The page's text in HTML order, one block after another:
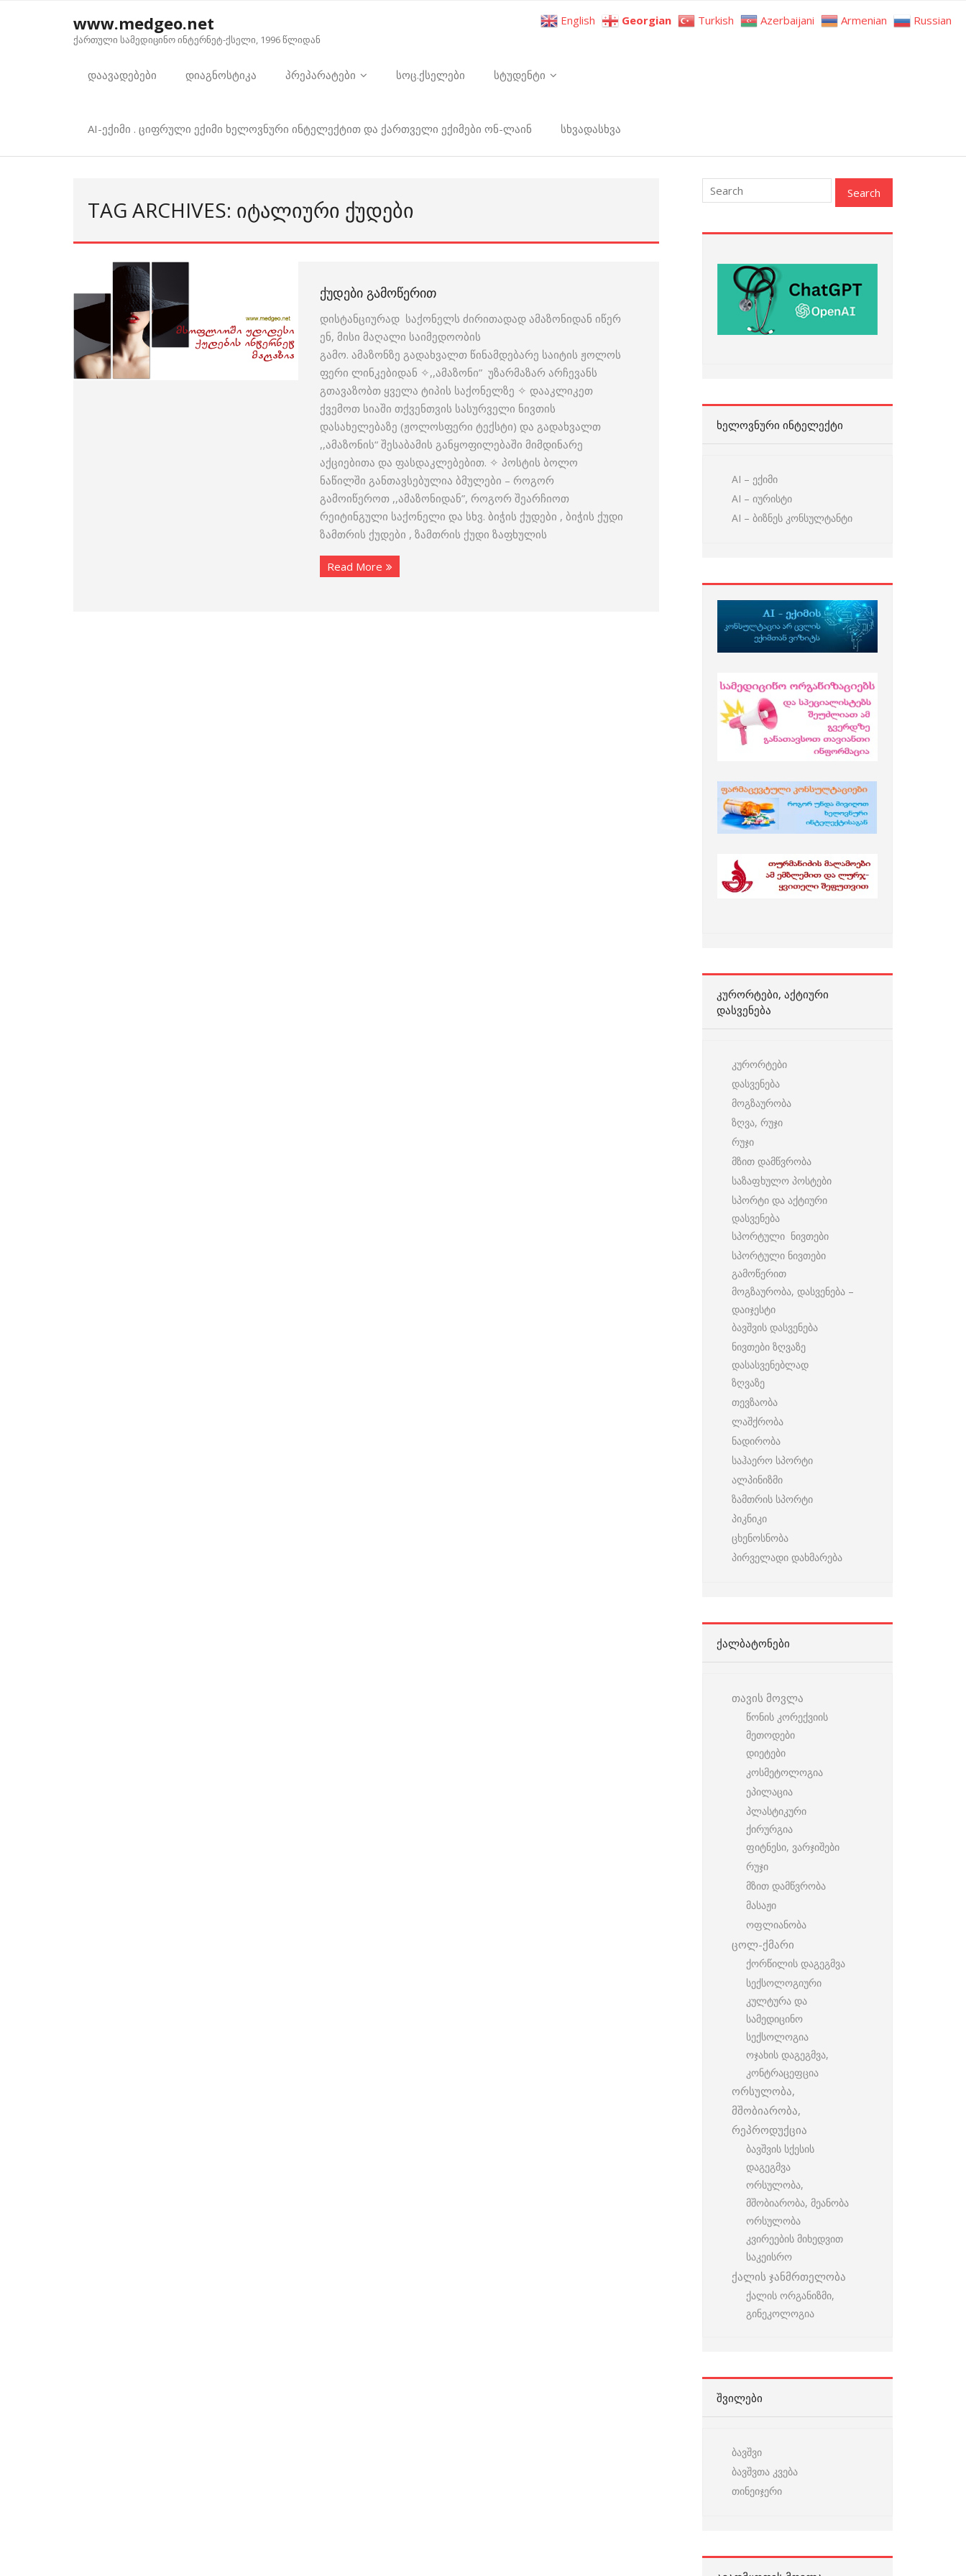
www.medgeo.net
ქართული სამედიცინო ინტერნეტ-ქსელი, 1996 წლიდან
დაავადებები დიაგნოსტიკა პრეპარატები სოც.ქსელები სტუდენტი
AI-ექიმი . ციფრული ექიმი ხელოვნური ინტელექტით და ქართველი ექიმები ონ-ლაინ სხვადასხვა
TAG ARCHIVES: ᲘᲢᲐᲚᲘᲣᲠᲘ ᲥᲣᲓᲔᲑᲘ
ᲥᲣᲓᲔᲑᲘ ᲒᲐᲛᲝᲬᲔᲠᲘᲗ
დისტანციურად საქონელს ძირითადად ამაზონიდან იწერ
ენ, მისი მაღალი საიმედოობის
გამო. ამაზონზე გადახვალთ წინამდებარე საიტის ჟოლოს
ფერი ლინკებიდან ✧,,ამაზონი” უზარმაზარ არჩევანს
გთავაზობთ ყველა ტიპის საქონელზე ✧ დააკლიკეთ
ქვემოთ სიაში თქვენთვის სასურველი ნივთის
დასახელებაზე (ჟოლოსფერი ტექსტი) და გადახვალთ
,,ამაზონის“ შესაბამის განყოფილებაში მიმდინარე
აქციებითა და ფასდაკლებებით. ✧ პოსტის ბოლო
ნაწილში განთავსებულია ბმულები – როგორ
გამოიწეროთ ,,ამაზონიდან”, როგორ შეარჩიოთ
რეიტინგული საქონელი და სხვ. ბიჭის ქუდები , ბიჭის ქუდი
ზამთრის ქუდები , ზამთრის ქუდი ზაფხულის
Read More
ᲮᲔᲚᲝᲕᲜᲣᲠᲘ ᲘᲜᲢᲔᲚᲔᲥᲢᲘ
AI – ექიმი
AI – იურისტი
AI – ბიზნეს კონსულტანტი
ᲙᲣᲠᲝᲠᲢᲔᲑᲘ, ᲐᲥᲢᲘᲣᲠᲘ
ᲓᲐᲡᲕᲔᲜᲔᲑᲐ
კურორტები
დასვენება
მოგზაურობა
ზღვა, რუჯი
რუჯი
მზით დამწვრობა
საზაფხულო პოსტები
სპორტი და აქტიური
დასვენება
სპორტული ნივთები
სპორტული ნივთები
გამოწერით
მოგზაურობა, დასვენება –
დაიჯესტი
ბავშვის დასვენება
ნივთები ზღვაზე
დასასვენებლად
ზღვაზე
თევზაობა
ლაშქრობა
ნადირობა
საჰაერო სპორტი
ალპინიზმი
ზამთრის სპორტი
პიკნიკი
ცხენოსნობა
პირველადი დახმარება
ᲥᲐᲚᲑᲐᲢᲝᲜᲔᲑᲘ
თავის მოვლა
წონის კორექვიის
მეთოდები
დიეტები
კოსმეტოლოგია
ეპილაცია
პლასტიკური
ქირურგია
ფიტნესი, ვარჯიშები
რუჯი
მზით დამწვრობა
მასაჟი
ოფლიანობა
ცოლ-ქმარი
ქორწილის დაგეგმვა
სექსოლოგიური
კულტურა და
სამედიცინო
სექსოლოგია
ოჯახის დაგეგმვა,
კონტრაცეფცია
ორსულობა,
მშობიარობა,
რეპროდუქცია
ბავშვის სქესის
დაგეგმვა
ორსულობა,
მშობიარობა, მეანობა
ორსულობა
კვირეების მიხედვით
საკეისრო
ქალის ჯანმრთელობა
ქალის ორგანიზმი,
გინეკოლოგია
ᲨᲕᲘᲚᲔᲑᲘ
ბავშვი
ბავშვთა კვება
თინეიჯერი
English Georgian Turkish Azerbaijani Armenian Russian